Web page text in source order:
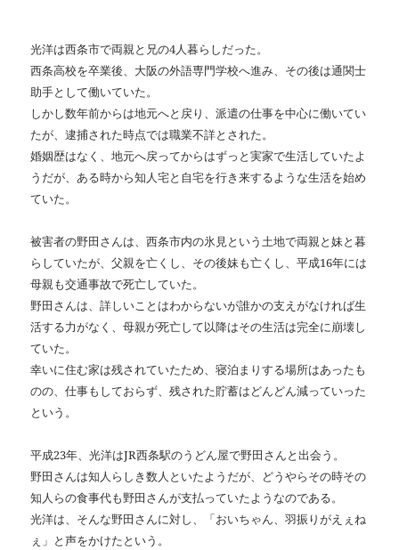
光洋は西条市で両親と兄の4人暮らしだった。
西条高校を卒業後、大阪の外語専門学校へ進み、その後は通関士
助手として働いていた。
しかし数年前からは地元へと戻り、派遣の仕事を中心に働いてい
たが、逮捕された時点では職業不詳とされた。
婚姻歴はなく、地元へ戻ってからはずっと実家で生活していたよ
うだが、ある時から知人宅と自宅を行き来するような生活を始め
ていた。
被害者の野田さんは、西条市内の氷見という土地で両親と妹と暮
らしていたが、父親を亡くし、その後妹も亡くし、平成16年には
母親も交通事故で死亡していた。
野田さんは、詳しいことはわからないが誰かの支えがなければ生
活する力がなく、母親が死亡して以降はその生活は完全に崩壊し
ていた。
幸いに住む家は残されていたため、寝泊まりする場所はあったも
のの、仕事もしておらず、残された貯蓄はどんどん減っていった
という。
平成23年、光洋はJR西条駅のうどん屋で野田さんと出会う。
野田さんは知人らしき数人といたようだが、どうやらその時その
知人らの食事代も野田さんが支払っていたようなのである。
光洋は、そんな野田さんに対し、「おいちゃん、羽振りがえぇね
ぇ」と声をかけたという。